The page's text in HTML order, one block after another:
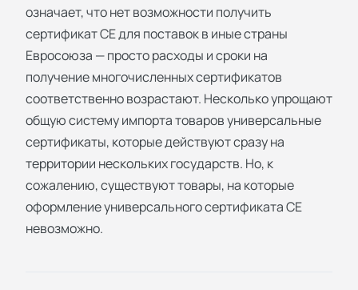
означает, что нет возможности получить
сертификат СЕ для поставок в иные страны
Евросоюза — просто расходы и сроки на
получение многочисленных сертификатов
соответственно возрастают. Несколько упрощают
общую систему импорта товаров универсальные
сертификаты, которые действуют сразу на
территории нескольких государств. Но, к
сожалению, существуют товары, на которые
оформление универсального сертификата СЕ
невозможно.